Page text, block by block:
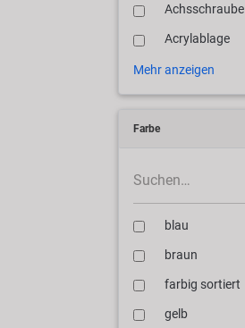
Achsschraube
Acrylablage
Mehr anzeigen
Farbe
blau
braun
farbig sortiert
gelb